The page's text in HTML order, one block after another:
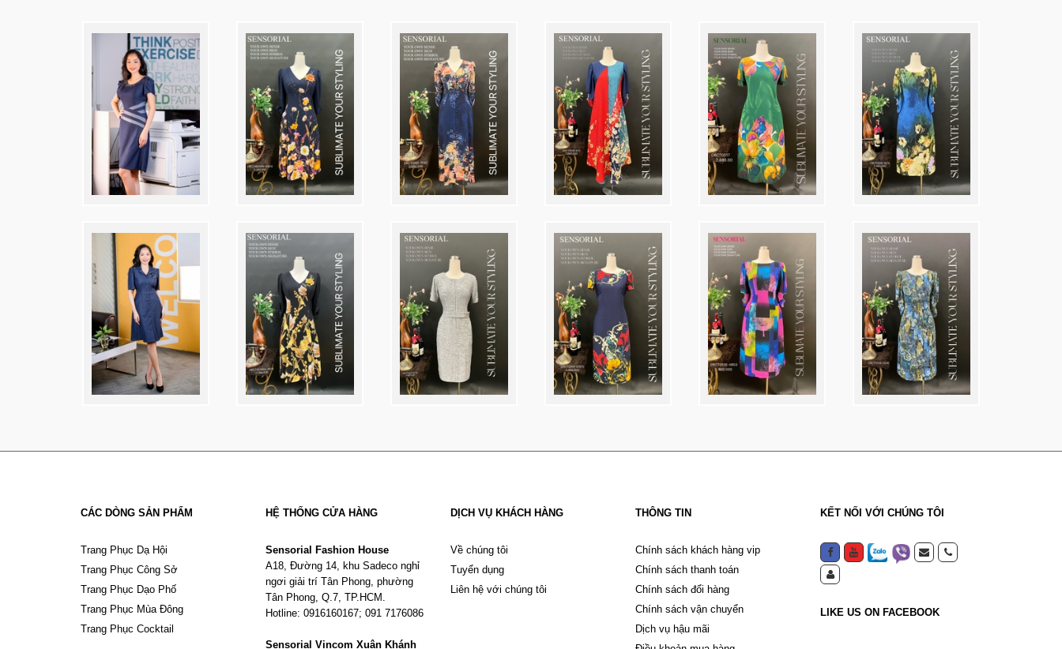
CÁC DÒNG SẢN PHẨM
Trang Phục Dạ Hội
Trang Phục Công Sở
Trang Phục Dạo Phố
Trang Phục Mùa Đông
Trang Phục Cocktail
HỆ THỐNG CỬA HÀNG
Sensorial Fashion House
A18, Đường 14, khu Sadeco nghỉ
ngơi giải trí Tân Phong, phường
Tân Phong, Q.7, TP.HCM.
Hotline: 0916160167; 091 7176086
Sensorial Vincom Xuân Khánh
DỊCH VỤ KHÁCH HÀNG
Về chúng tôi
Tuyển dụng
Liên hệ với chúng tôi
THÔNG TIN
Chính sách khách hàng vip
Chính sách thanh toán
Chính sách đổi hàng
Chính sách vận chuyển
Dịch vụ hậu mãi
KẾT NỐI VỚI CHÚNG TÔI
LIKE US ON FACEBOOK